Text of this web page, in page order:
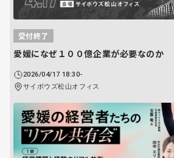
受付終了
愛媛になぜ１００億企業が必要なのか
2026/04/17 18:30-
サイボウズ松山オフィス